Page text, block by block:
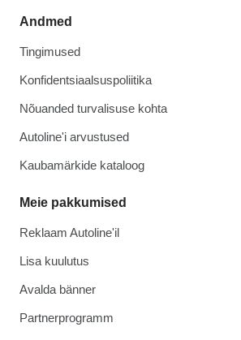
Andmed
Tingimused
Konfidentsiaalsuspoliitika
Nõuanded turvalisuse kohta
Autoline'i arvustused
Kaubamärkide kataloog
Meie pakkumised
Reklaam Autoline'il
Lisa kuulutus
Avalda bänner
Partnerprogramm